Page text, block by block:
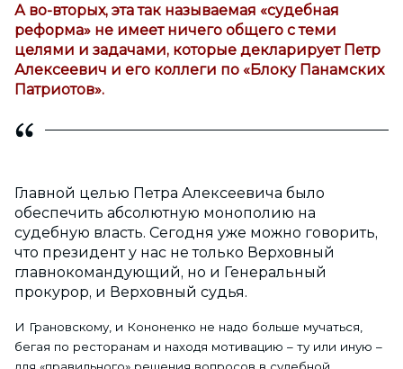
А во-вторых, эта так называемая «судебная
реформа» не имеет ничего общего с теми
целями и задачами, которые декларирует Петр
Алексеевич и его коллеги по «Блоку Панамских
Патриотов».
Главной целью Петра Алексеевича было
обеспечить абсолютную монополию на
судебную власть. Сегодня уже можно говорить,
что президент у нас не только Верховный
главнокомандующий, но и Генеральный
прокурор, и Верховный судья.
И Грановскому, и Кононенко не надо больше мучаться,
бегая по ресторанам и находя мотивацию – ту или иную –